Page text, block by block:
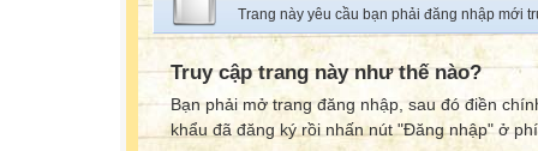
Trang này yêu cầu bạn phải đăng nhập mới
Truy cập trang này như thế nào?
Bạn phải mở trang đăng nhập, sau đó điền
khẩu đã đăng ký rồi nhấn nút "Đăng nhập" ở